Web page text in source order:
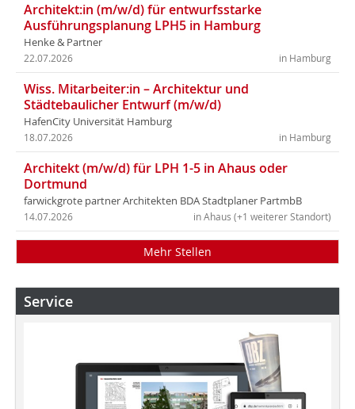
Architekt:in (m/w/d) für entwurfsstarke
Ausführungsplanung LPH5 in Hamburg
Henke & Partner
in Hamburg
22.07.2026
Wiss. Mitarbeiter:in – Architektur und
Städtebaulicher Entwurf (m/w/d)
HafenCity Universität Hamburg
in Hamburg
18.07.2026
Architekt (m/w/d) für LPH 1-5 in Ahaus oder
Dortmund
farwickgrote partner Architekten BDA Stadtplaner PartmbB
in Ahaus (+1 weiterer Standort)
14.07.2026
Mehr Stellen
Service